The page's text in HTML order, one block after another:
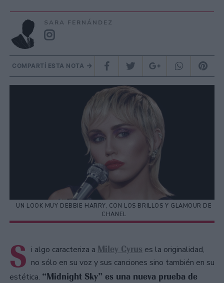
SARA FERNÁNDEZ
COMPARTÍ ESTA NOTA
UN LOOK MUY DEBBIE HARRY, CON LOS BRILLOS Y GLAMOUR DE
CHANEL
S i algo caracteriza a Miley Cyrus es la originalidad,
no sólo en su voz y sus canciones sino también en su
estética. “Midnight Sky” es una nueva prueba de